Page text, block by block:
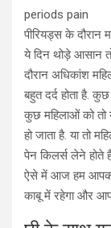
periods pain
पीरियड्स के दौरान
ये दिन थोड़े आसान
दौरान अधिकांश
बहुत दर्द होता है.
कुछ महिलाओं को तो
हो जाता है. या तो
पेन किलर्स लेने होते
ऐसे में आज हम
काबू में रहेगा और